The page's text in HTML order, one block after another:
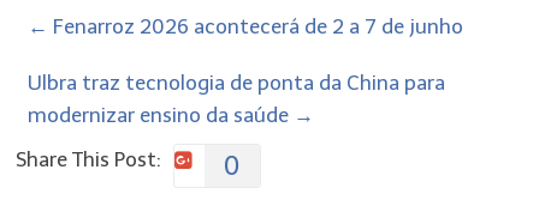
← Fenarroz 2026 acontecerá de 2 a 7 de junho
Ulbra traz tecnologia de ponta da China para
modernizar ensino da saúde →
Share This Post:
0